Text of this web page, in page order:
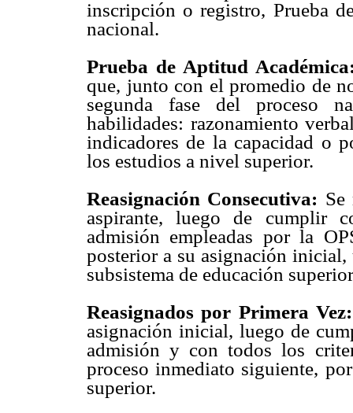
inscripción o registro, Prueba
nacional.
Prueba de Aptitud
que, junto con el promedio de
segunda fase del proceso
habilidades: razonamiento
indicadores de la capacidad o
los estudios a nivel superior.
Reasignación Consecutiva:
aspirante, luego de cumplir
admisión empleadas por la
posterior a su asignación
subsistema de educación
Reasignados por Primera Vez:
asignación inicial, luego de
admisión y con todos los
proceso inmediato siguiente,
superior.